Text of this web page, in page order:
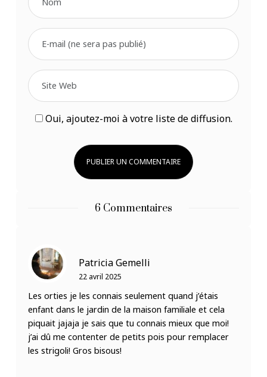
Oui, ajoutez-moi à votre liste de diffusion.
6 Commentaires
Patricia Gemelli
22 avril 2025
Les orties je les connais seulement quand j’étais
enfant dans le jardin de la maison familiale et cela
piquait jajaja je sais que tu connais mieux que moi!
j’ai dû me contenter de petits pois pour remplacer
les strigoli! Gros bisous!